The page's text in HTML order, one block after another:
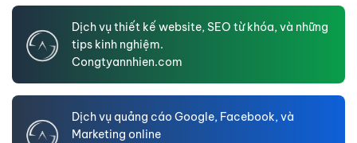
Dịch vụ thiết kế website, SEO từ khóa, và những
tips kinh nghiệm.
Congtyannhien.com
Dịch vụ quảng cáo Google, Facebook, và
Marketing online